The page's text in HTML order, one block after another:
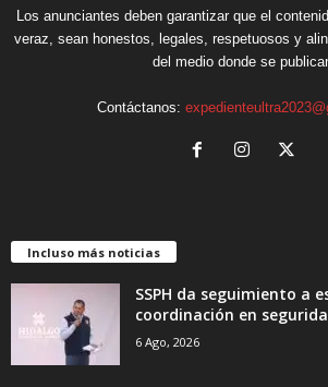
Los anunciantes deben garantizar que el
veraz, sean honestos, legales, respetuosos y
del medio donde se
Contáctanos:
Incluso más noticias
SSPH da seguimiento a
coordinación en
6 Ago, 2026